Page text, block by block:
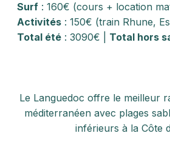
Surf : 160€ (cours + location
Activités : 150€ (train Rhune,
Total été : 3090€ | Total hors
Le Languedoc offre le meilleur
méditerranéen avec plages
inférieurs à la Côte